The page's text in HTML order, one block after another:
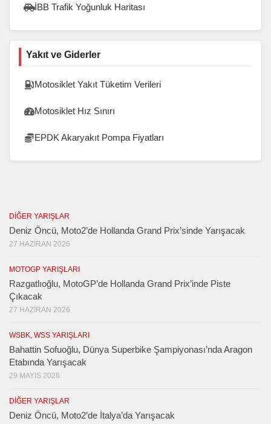
İBB Trafik Yoğunluk Haritası
Yakıt ve Giderler
Motosiklet Yakıt Tüketim Verileri
Motosiklet Hız Sınırı
EPDK Akaryakıt Pompa Fiyatları
DIĞER YARIŞLAR
Deniz Öncü, Moto2’de Hollanda Grand Prix’sinde Yarışacak
27 HAZIRAN 2026
MOTOGP YARIŞLARI
Razgatlıoğlu, MotoGP’de Hollanda Grand Prix’inde Piste
Çıkacak
27 HAZIRAN 2026
WSBK, WSS YARIŞLARI
Bahattin Sofuoğlu, Dünya Superbike Şampiyonası’nda Aragon
Etabında Yarışacak
29 MAYIS 2026
DIĞER YARIŞLAR
Deniz Öncü, Moto2’de İtalya’da Yarışacak